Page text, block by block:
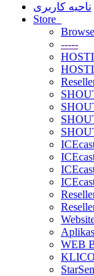
ناحیه کاربری
Store
-----
WEB